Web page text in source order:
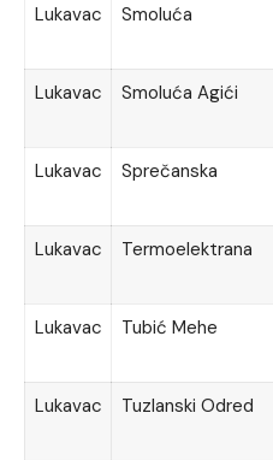
Lukavac
Smoluća
Lukavac
Smoluća Agići
Lukavac
Sprečanska
Lukavac
Termoelektrana
Lukavac
Tubić Mehe
Lukavac
Tuzlanski Odred